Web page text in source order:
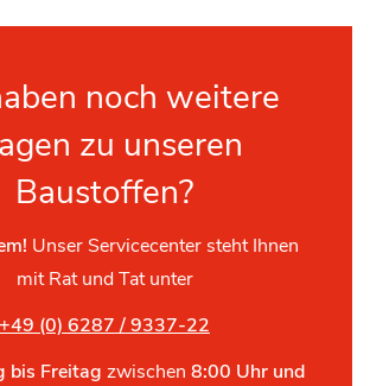
noch weitere
zu unseren
Baustoffen?
Unser Servicecenter steht Ihnen
mit Rat und Tat unter
+49 (0) 6287 / 9337-22
bis Freitag zwischen 8:00 Uhr und